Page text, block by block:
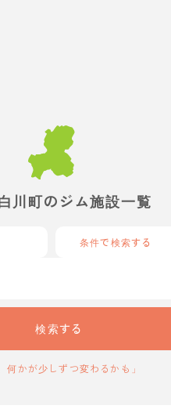
川町のジム施設一覧
条件で検索する
検索する
何かが少しずつ変わるかも」